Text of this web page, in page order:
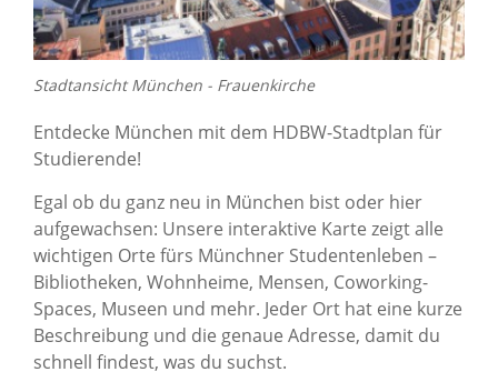
Stadtansicht München - Frauenkirche
Entdecke München mit dem HDBW-Stadtplan für
Studierende!
Egal ob du ganz neu in München bist oder hier
aufgewachsen: Unsere interaktive Karte zeigt alle
wichtigen Orte fürs Münchner Studentenleben –
Bibliotheken, Wohnheime, Mensen, Coworking-
Spaces, Museen und mehr. Jeder Ort hat eine kurze
Beschreibung und die genaue Adresse, damit du
schnell findest, was du suchst.